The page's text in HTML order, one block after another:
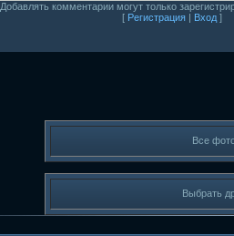
Добавлять комментарии могут только
[ Регистрация | Вход ]
Все
Выбрать